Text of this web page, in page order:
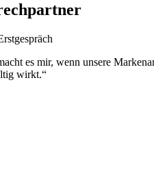
es mir, wenn unsere
wirkt.“